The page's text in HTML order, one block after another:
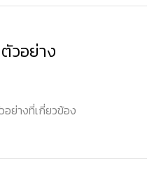
วอย่าง
ย่างที่เกี่ยวข้อง